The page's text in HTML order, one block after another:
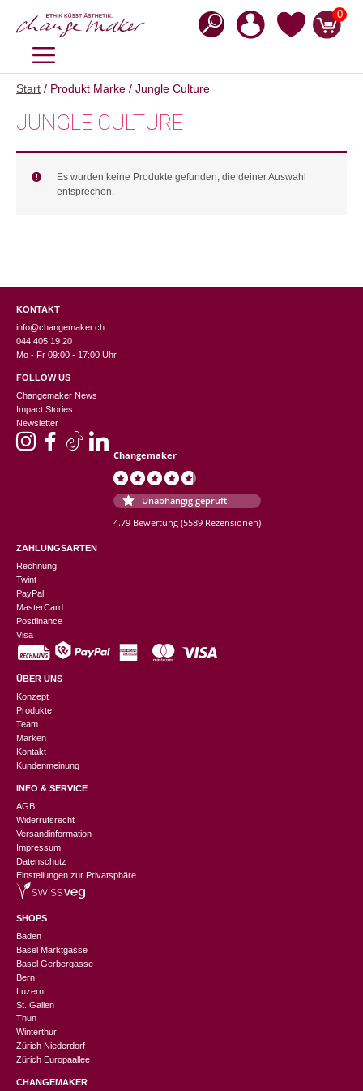
Inhalt
0
MENÜ
Start / Produkt Marke / Jungle Culture
JUNGLE CULTURE
Es wurden keine Produkte gefunden, die deiner Auswahl
entsprechen.
KONTAKT
info@changemaker.ch
044 405 19 20
Mo - Fr 09:00 - 17:00 Uhr
FOLLOW US
Changemaker News
Impact Stories
Newsletter
Changemaker
Unabhängig geprüft
4.79 Bewertung (5589 Rezensionen)
ZAHLUNGSARTEN
Rechnung
Twint
PayPal
MasterCard
Postfinance
Visa
ÜBER UNS
Konzept
Produkte
Team
Marken
Kontakt
Kundenmeinung
INFO & SERVICE
AGB
Widerrufsrecht
Versandinformation
Impressum
Datenschutz
Einstellungen zur Privatsphäre
SHOPS
Baden
Basel Marktgasse
Basel Gerbergasse
Bern
Luzern
St. Gallen
Thun
Winterthur
Zürich Niederdorf
Zürich Europaallee
CHANGEMAKER